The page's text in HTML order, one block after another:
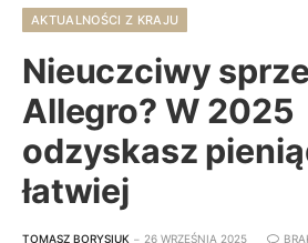
AKTUALNOŚCI Z KRAJU
Nieuczciwy
Allegro? W 2025
odzyskasz
łatwiej
TOMASZ BORYSIUK 26 WRZEŚNIA 2025